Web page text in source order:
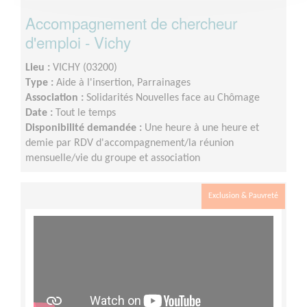
Accompagnement de chercheur
d'emploi - Vichy
Lieu : VICHY (03200)
Type : Aide à l'insertion, Parrainages
Association : Solidarités Nouvelles face au Chômage
Date :
Tout le temps
Disponibilité demandée : Une heure à une heure et
demie par RDV d'accompagnement/la réunion
mensuelle/vie du groupe et association
Exclusion & Pauvreté